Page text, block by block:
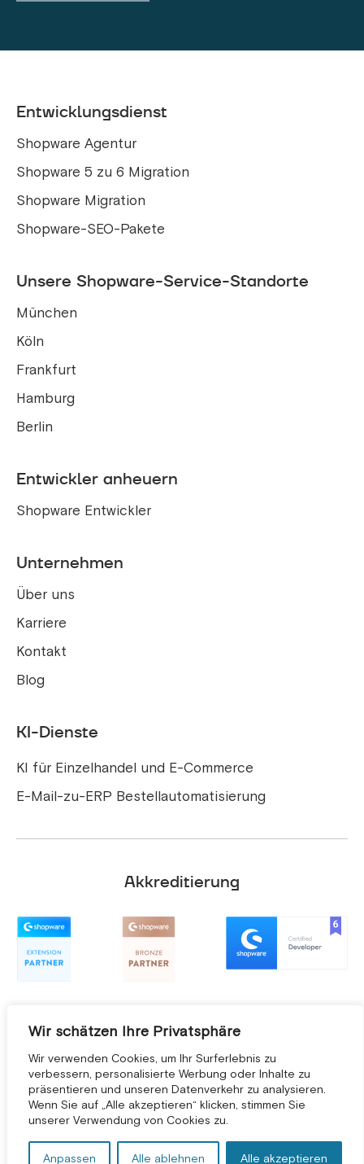
Wir schätzen Ihre Privatsphäre
Wir verwenden Cookies, um Ihr Surferlebnis zu
verbessern, personalisierte Werbung oder Inhalte zu
präsentieren und unseren Datenverkehr zu analysieren.
Wenn Sie auf „Alle akzeptieren“ klicken, stimmen Sie
unserer Verwendung von Cookies zu.
Anpassen Alle ablehnen Alle akzeptieren
KOSTENLOSE BERATUNG *
Entwicklungsdienst
Shopware Agentur
Shopware 5 zu 6 Migration
Shopware Migration
Shopware-SEO-Pakete
Unsere Shopware-Service-Standorte
München
Köln
Frankfurt
Hamburg
Berlin
Entwickler anheuern
Shopware Entwickler
Unternehmen
Über uns
Karriere
Kontakt
Blog
KI-Dienste
KI für Einzelhandel und E-Commerce
E-Mail-zu-ERP Bestellautomatisierung
Akkreditierung